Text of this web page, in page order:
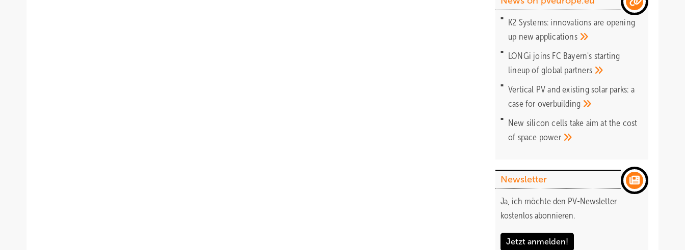
K2 Systems: innovations are opening
up newapplications
LONGi joins FC Bayern's starting
lineup of global partners
Vertical PV and existing solar parks: a
case for overbuilding
New silicon cells take aim at the cost
of space power
Newsletter
Ja, ich möchte den PV-Newsletter
kostenlos abonnieren.
Jetzt anmelden!